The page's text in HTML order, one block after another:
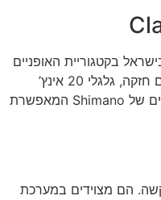
בקטגוריית האופניים
העירוניים. הדגם מציע שלדת אלומיניום חזקה, גלגלי 20 אינץ’
רחבים, סוללה איכותית ומערכת הילוכים של Shimano המאפשרת
הם מצוידים במערכת